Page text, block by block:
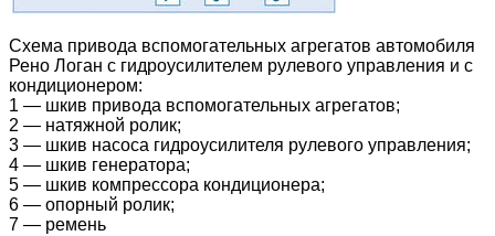
Схема привода вспомогательных агрегатов автомобиля
Рено Логан с гидроусилителем рулевого управления и с
кондиционером:
1 — шкив привода вспомогательных агрегатов;
2 — натяжной ролик;
3 — шкив насоса гидроусилителя рулевого управления;
4 — шкив генератора;
5 — шкив компрессора кондиционера;
6 — опорный ролик;
7 — ремень